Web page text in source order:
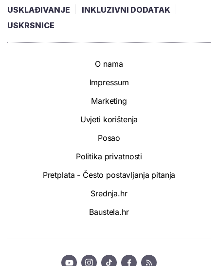
USKLAĐIVANJE
INKLUZIVNI DODATAK
USKRSNICE
O nama
Impressum
Marketing
Uvjeti korištenja
Posao
Politika privatnosti
Pretplata - Često postavljanja pitanja
Srednja.hr
Baustela.hr